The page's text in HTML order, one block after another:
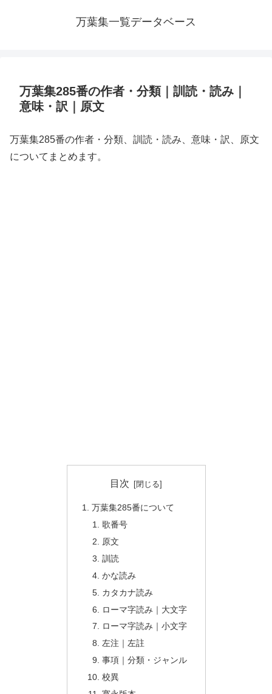
万葉集一覧データベース
万葉集285番の作者・分類｜訓読・読み｜
意味・訳｜原文
万葉集285番の作者・分類、訓読・読み、意味・訳、原文
についてまとめます。
目次
万葉集285番について
歌番号
原文
訓読
かな読み
カタカナ読み
ローマ字読み｜大文字
ローマ字読み｜小文字
左注｜左註
事項｜分類・ジャンル
校異